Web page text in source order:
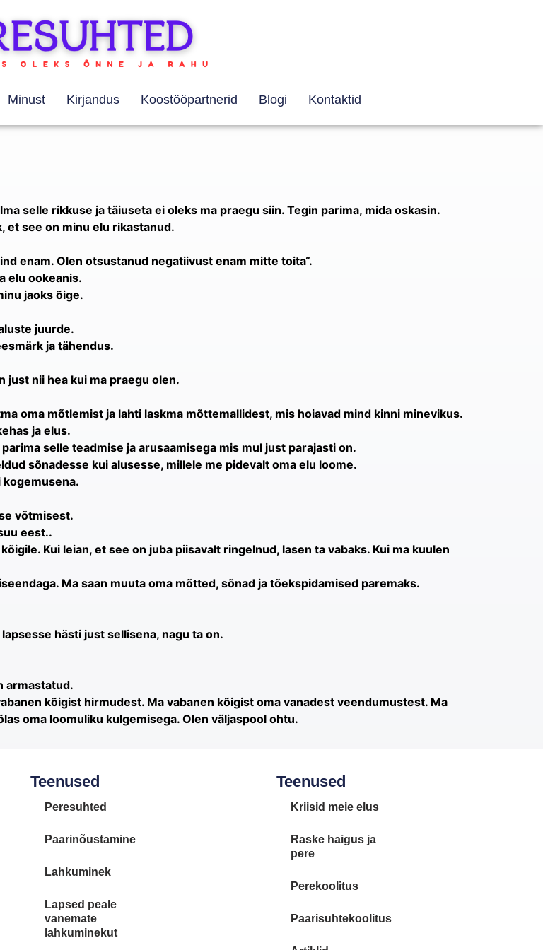
Minust Kirjandus Koostööpartnerid Blogi Kontaktid
selle rikkuse ja täiuseta ei oleks ma praegu siin. Tegin parima, mida oskasin.
et see on minu elu rikastanud.
enam. Olen otsustanud negatiivust enam mitte toita“.
elu ookeanis.
jaoks õige.
juurde.
ja tähendus.
just nii hea kui ma praegu olen.
oma mõtlemist ja lahti laskma mõttemallidest, mis hoiavad mind kinni minevikus.
ja elus.
selle teadmise ja arusaamisega mis mul just parajasti on.
sõnadesse kui alusesse, millele me pidevalt oma elu loome.
kogemusena.
võtmisest.
eest..
Kui leian, et see on juba piisavalt ringelnud, lasen ta vabaks. Kui ma kuulen
Ma saan muuta oma mõtted, sõnad ja tõekspidamised paremaks.
hästi just sellisena, nagu ta on.
armastatud.
kõigist hirmudest. Ma vabanen kõigist oma vanadest veendumustest. Ma
oma loomuliku kulgemisega. Olen väljaspool ohtu.
Teenused
Peresuhted
Paarinõustamine
Lahkuminek
Lapsed peale
vanemate
lahkuminekut
Teenused
Kriisid meie elus
Raske haigus ja
pere
Perekoolitus
Paarisuhtekoolitus